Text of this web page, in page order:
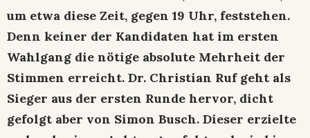
um etwa diese Zeit, gegen 19 Uhr, feststehen.
Denn keiner der Kandidaten hat im ersten
Wahlgang die nötige absolute Mehrheit der
Stimmen erreicht. Dr. Christian Ruf geht als
Sieger aus der ersten Runde hervor, dicht
gefolgt aber von Simon Busch. Dieser erzielte